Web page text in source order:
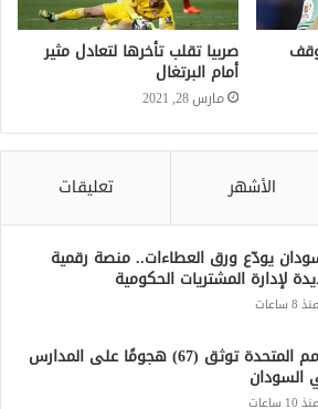
صربيا تقلب تأخرها لتعادل مثير
أمام البرتغال
مارس 28, 2021
الأشهر تعليقات
يودّع ورق العطاءات.. منصة رقمية
لإدارة المشتريات الحكومية
منذ 8 ساعات
الأمم المتحدة توثق (67) هجومًا على المدارس
السودان
منذ 10 ساعات